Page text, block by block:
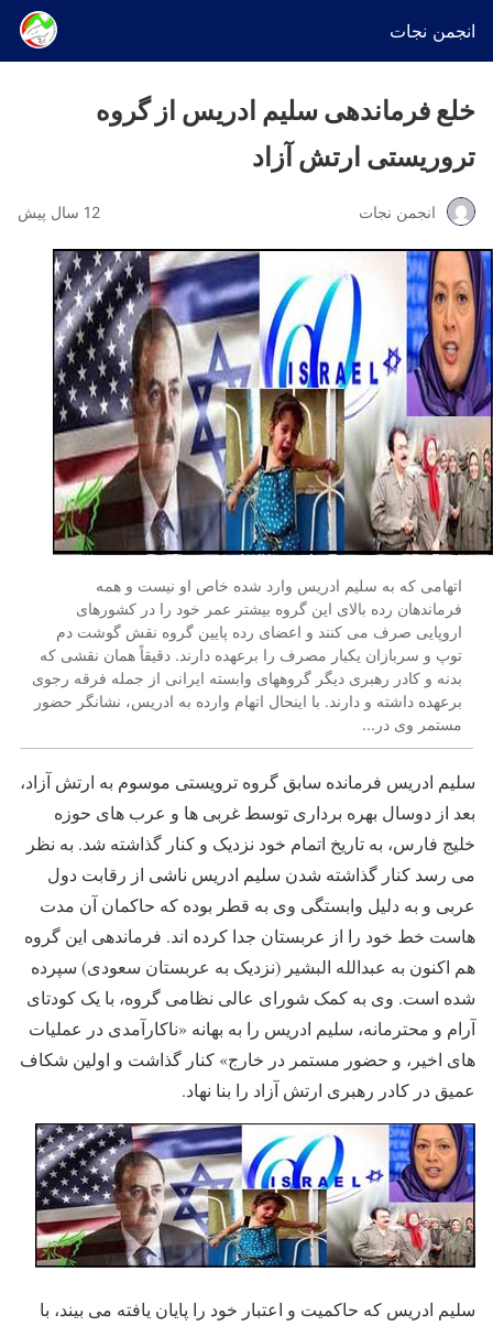
انجمن نجات
خلع فرماندهی سلیم ادریس از گروه
تروریستی ارتش آزاد
انجمن نجات 12 سال پیش
اتهامی که به سلیم ادریس وارد شده خاص او نیست و همه
فرماندهان رده بالای این گروه بیشتر عمر خود را در کشورهای
اروپایی صرف می کنند و اعضای رده پایین گروه نقش گوشت دم
توپ و سربازان یکبار مصرف را برعهده دارند. دقیقاً همان نقشی که
بدنه و کادر رهبری دیگر گروههای وابسته ایرانی از جمله فرقه رجوی
برعهده داشته و دارند. با اینحال اتهام وارده به ادریس، نشانگر حضور
مستمر وی در...
سلیم ادریس فرمانده سابق گروه ترویستی موسوم به ارتش آزاد،
بعد از دوسال بهره برداری توسط غربی ها و عرب های حوزه
خلیج فارس، به تاریخ اتمام خود نزدیک و کنار گذاشته شد. به نظر
می رسد کنار گذاشته شدن سلیم ادریس ناشی از رقابت دول
عربی و به دلیل وابستگی وی به قطر بوده که حاکمان آن مدت
هاست خط خود را از عربستان جدا کرده اند. فرماندهی این گروه
هم اکنون به عبدالله البشیر (نزدیک به عربستان سعودی) سپرده
شده است. وی به کمک شورای عالی نظامی گروه، با یک کودتای
آرام و محترمانه، سلیم ادریس را به بهانه «ناکارآمدی در عملیات
های اخیر، و حضور مستمر در خارج» کنار گذاشت و اولین شکاف
عمیق در کادر رهبری ارتش آزاد را بنا نهاد.
سلیم ادریس که حاکمیت و اعتبار خود را پایان یافته می بیند، با